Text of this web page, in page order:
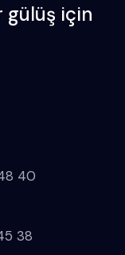
gülüş için
40
38